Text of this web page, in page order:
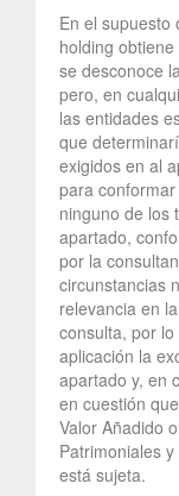
En el supuesto
holding
se desconoce
pero, en
las entidades
que
exigidos en al
para
ninguno de los
apartado,
por la
circunstancias
relevancia en
consulta, por
aplicación la
apartado y, en
en cuestión
Valor Añadido
Patrimoniales
está sujeta.